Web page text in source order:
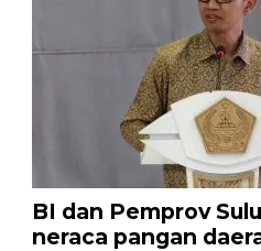
BI dan Pemprov
neraca pangan